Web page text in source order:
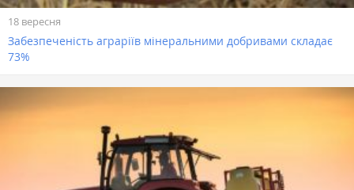
18 вересня
Забезпеченість аграріїв мінеральними добривами складає
73%